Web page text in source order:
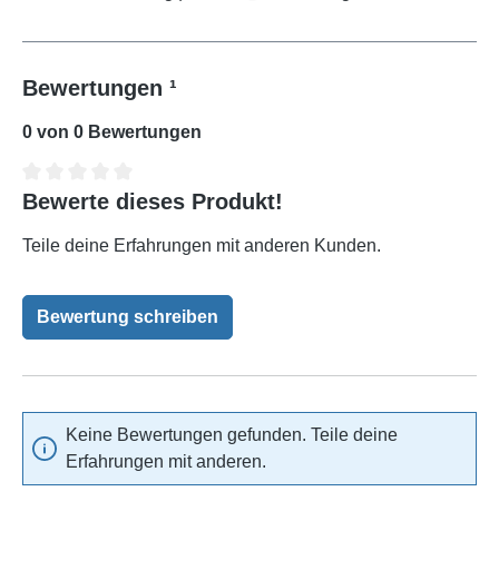
Bewertungen ¹
0 von 0 Bewertungen
Durchschnittliche Bewertung von 0 von 5 Sternen
Bewerte dieses Produkt!
Teile deine Erfahrungen mit anderen Kunden.
Bewertung schreiben
Keine Bewertungen gefunden. Teile deine
Erfahrungen mit anderen.